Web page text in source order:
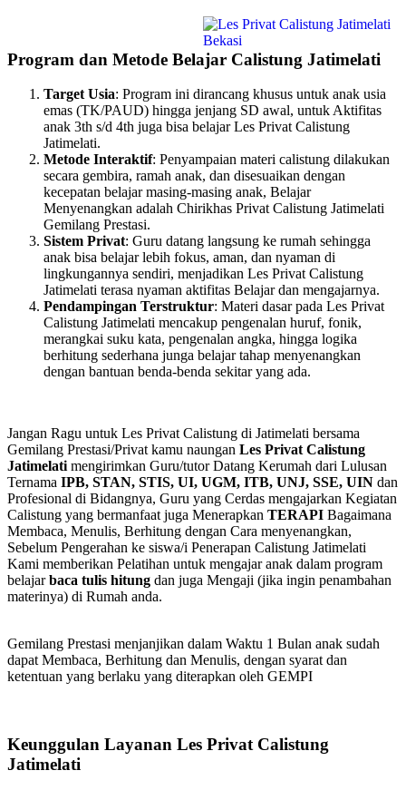
Program dan Metode Belajar Calistung Jatimelati
Target Usia: Program ini dirancang khusus untuk anak usia
emas (TK/PAUD) hingga jenjang SD awal, untuk Aktifitas
anak 3th s/d 4th juga bisa belajar Les Privat Calistung
Jatimelati.
Metode Interaktif: Penyampaian materi calistung dilakukan
secara gembira, ramah anak, dan disesuaikan dengan
kecepatan belajar masing-masing anak, Belajar
Menyenangkan adalah Chirikhas Privat Calistung Jatimelati
Gemilang Prestasi.
Sistem Privat: Guru datang langsung ke rumah sehingga
anak bisa belajar lebih fokus, aman, dan nyaman di
lingkungannya sendiri, menjadikan Les Privat Calistung
Jatimelati terasa nyaman aktifitas Belajar dan mengajarnya.
Pendampingan Terstruktur: Materi dasar pada Les Privat
Calistung Jatimelati mencakup pengenalan huruf, fonik,
merangkai suku kata, pengenalan angka, hingga logika
berhitung sederhana junga belajar tahap menyenangkan
dengan bantuan benda-benda sekitar yang ada.
Jangan Ragu untuk Les Privat Calistung di Jatimelati bersama
Gemilang Prestasi/Privat kamu naungan Les Privat Calistung
Jatimelatimengirimkan Guru/tutor Datang Kerumah dari Lulusan
Ternama IPB, STAN, STIS, UI, UGM, ITB, UNJ, SSE, UIN dan
Profesional di Bidangnya, Guru yang Cerdas mengajarkan Kegiatan
Calistung yang bermanfaat juga Menerapkan TERAPI Bagaimana
Membaca, Menulis, Berhitung dengan Cara menyenangkan,
Sebelum Pengerahan ke siswa/i Penerapan Calistung Jatimelati
Kami memberikan Pelatihan untuk mengajar anak dalam program
belajarbaca tulis hitung dan juga Mengaji (jika ingin penambahan
materinya) di Rumah anda.
Gemilang Prestasi menjanjikan dalam Waktu 1 Bulan anak sudah
dapat Membaca, Berhitung dan Menulis, dengan syarat dan
ketentuan yang berlaku yang diterapkan oleh GEMPI
Keunggulan Layanan Les Privat Calistung
Jatimelati